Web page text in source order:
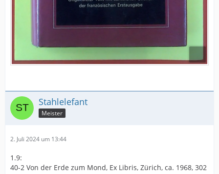
Stahlelefant
Meister
2. Juli 2024 um 13:44
1.9:
40-2 Von der Erde zum Mond, Ex Libris, Zürich, ca. 1968, 302